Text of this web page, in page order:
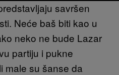
savršen
Neće baš biti kao u
neko ne bude Lazar
partiju i pukne
male su šanse da